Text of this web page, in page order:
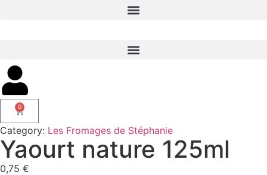
0
Category: Les Fromages de Stéphanie
Yaourt nature 125ml
0,75 €